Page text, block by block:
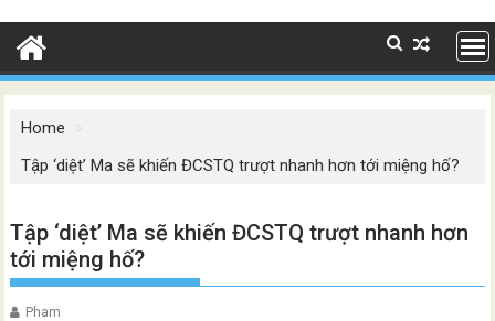
Home
Tập ‘diệt’ Ma sẽ khiến ĐCSTQ trượt nhanh hơn tới miệng hố?
Tập ‘diệt’ Ma sẽ khiến ĐCSTQ trượt nhanh hơn
tới miệng hố?
Pham